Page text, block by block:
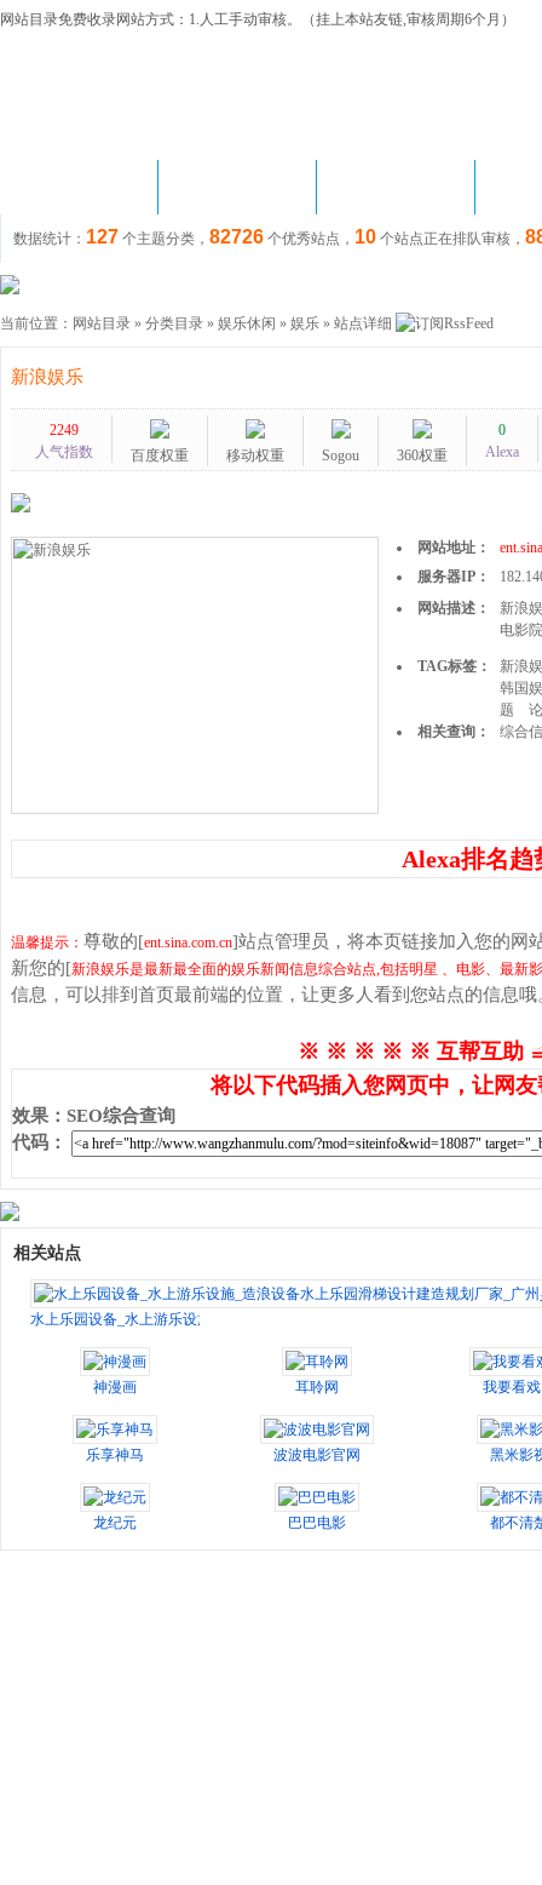
网站目录免费收录网站方式：1.人工手动审核。（挂上本站友链,审核周期6个月）
数据统计： 127 个主题分类， 82726 个优秀站点， 10 个站点正在排队审核，
当前位置： 网站目录 » 分类目录 » 娱乐休闲 » 娱乐 » 站点详细
新浪娱乐
2249
人气指数
百度权重 移动权重 Sogou 360权重
0
Alexa
网站地址：
服务器IP：
网站描述：
新浪
电影
TAG标签：
新浪
韩国
题
相关查询：
综合
Alexa排名趋
温馨提示： 尊敬的[ent.sina.com.cn]站点管理员，将本页链接加入您的网
新您的[新浪娱乐是最新最全面的娱乐新闻信息综合站点,包括明星 、电影、最
信息，可以排到首页最前端的位置，让更多人看到您站点的信息哦
※ ※ ※ ※ ※ 互帮互助
将以下代码插入您网页中，让网
效果 ： SEO综合查询
代码 ：
相关站点
水上乐园设备_水上游乐设施_造浪设备水上乐园滑梯设计建造规划厂家_广州昊
神漫画 耳聆网 我要看
乐享神马 波波电影官网 黑米影
龙纪元 巴巴电影 都不清